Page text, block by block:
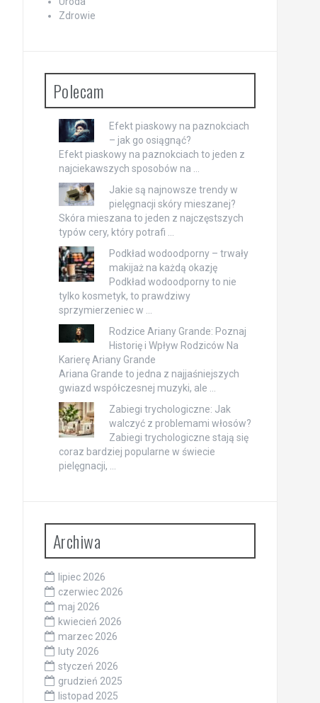
Zdrowie
Polecam
Efekt piaskowy na paznokciach
– jak go osiągnąć?
Efekt piaskowy na paznokciach to jeden z
najciekawszych sposobów na …
Jakie są najnowsze trendy w
pielęgnacji skóry mieszanej?
Skóra mieszana to jeden z najczęstszych
typów cery, który potrafi …
Podkład wodoodporny – trwały
makijaż na każdą okazję
Podkład wodoodporny to nie
tylko kosmetyk, to prawdziwy
sprzymierzeniec w …
Rodzice Ariany Grande: Poznaj
Historię i Wpływ Rodziców Na
Karierę Ariany Grande
Ariana Grande to jedna z najjaśniejszych
gwiazd współczesnej muzyki, ale …
Zabiegi trychologiczne: Jak
walczyć z problemami włosów?
Zabiegi trychologiczne stają się
coraz bardziej popularne w świecie
pielęgnacji, …
Archiwa
lipiec 2026
czerwiec 2026
maj 2026
kwiecień 2026
marzec 2026
luty 2026
styczeń 2026
grudzień 2025
listopad 2025